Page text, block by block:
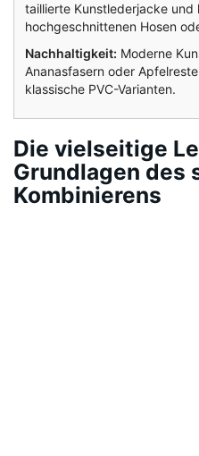
taillierte Kunstlederjacke und
hochgeschnittenen Hosen
Nachhaltigkeit: Moderne
Ananasfasern oder
klassische PVC-Varianten.
Die vielseitige
Grundlagen des
Kombinierens